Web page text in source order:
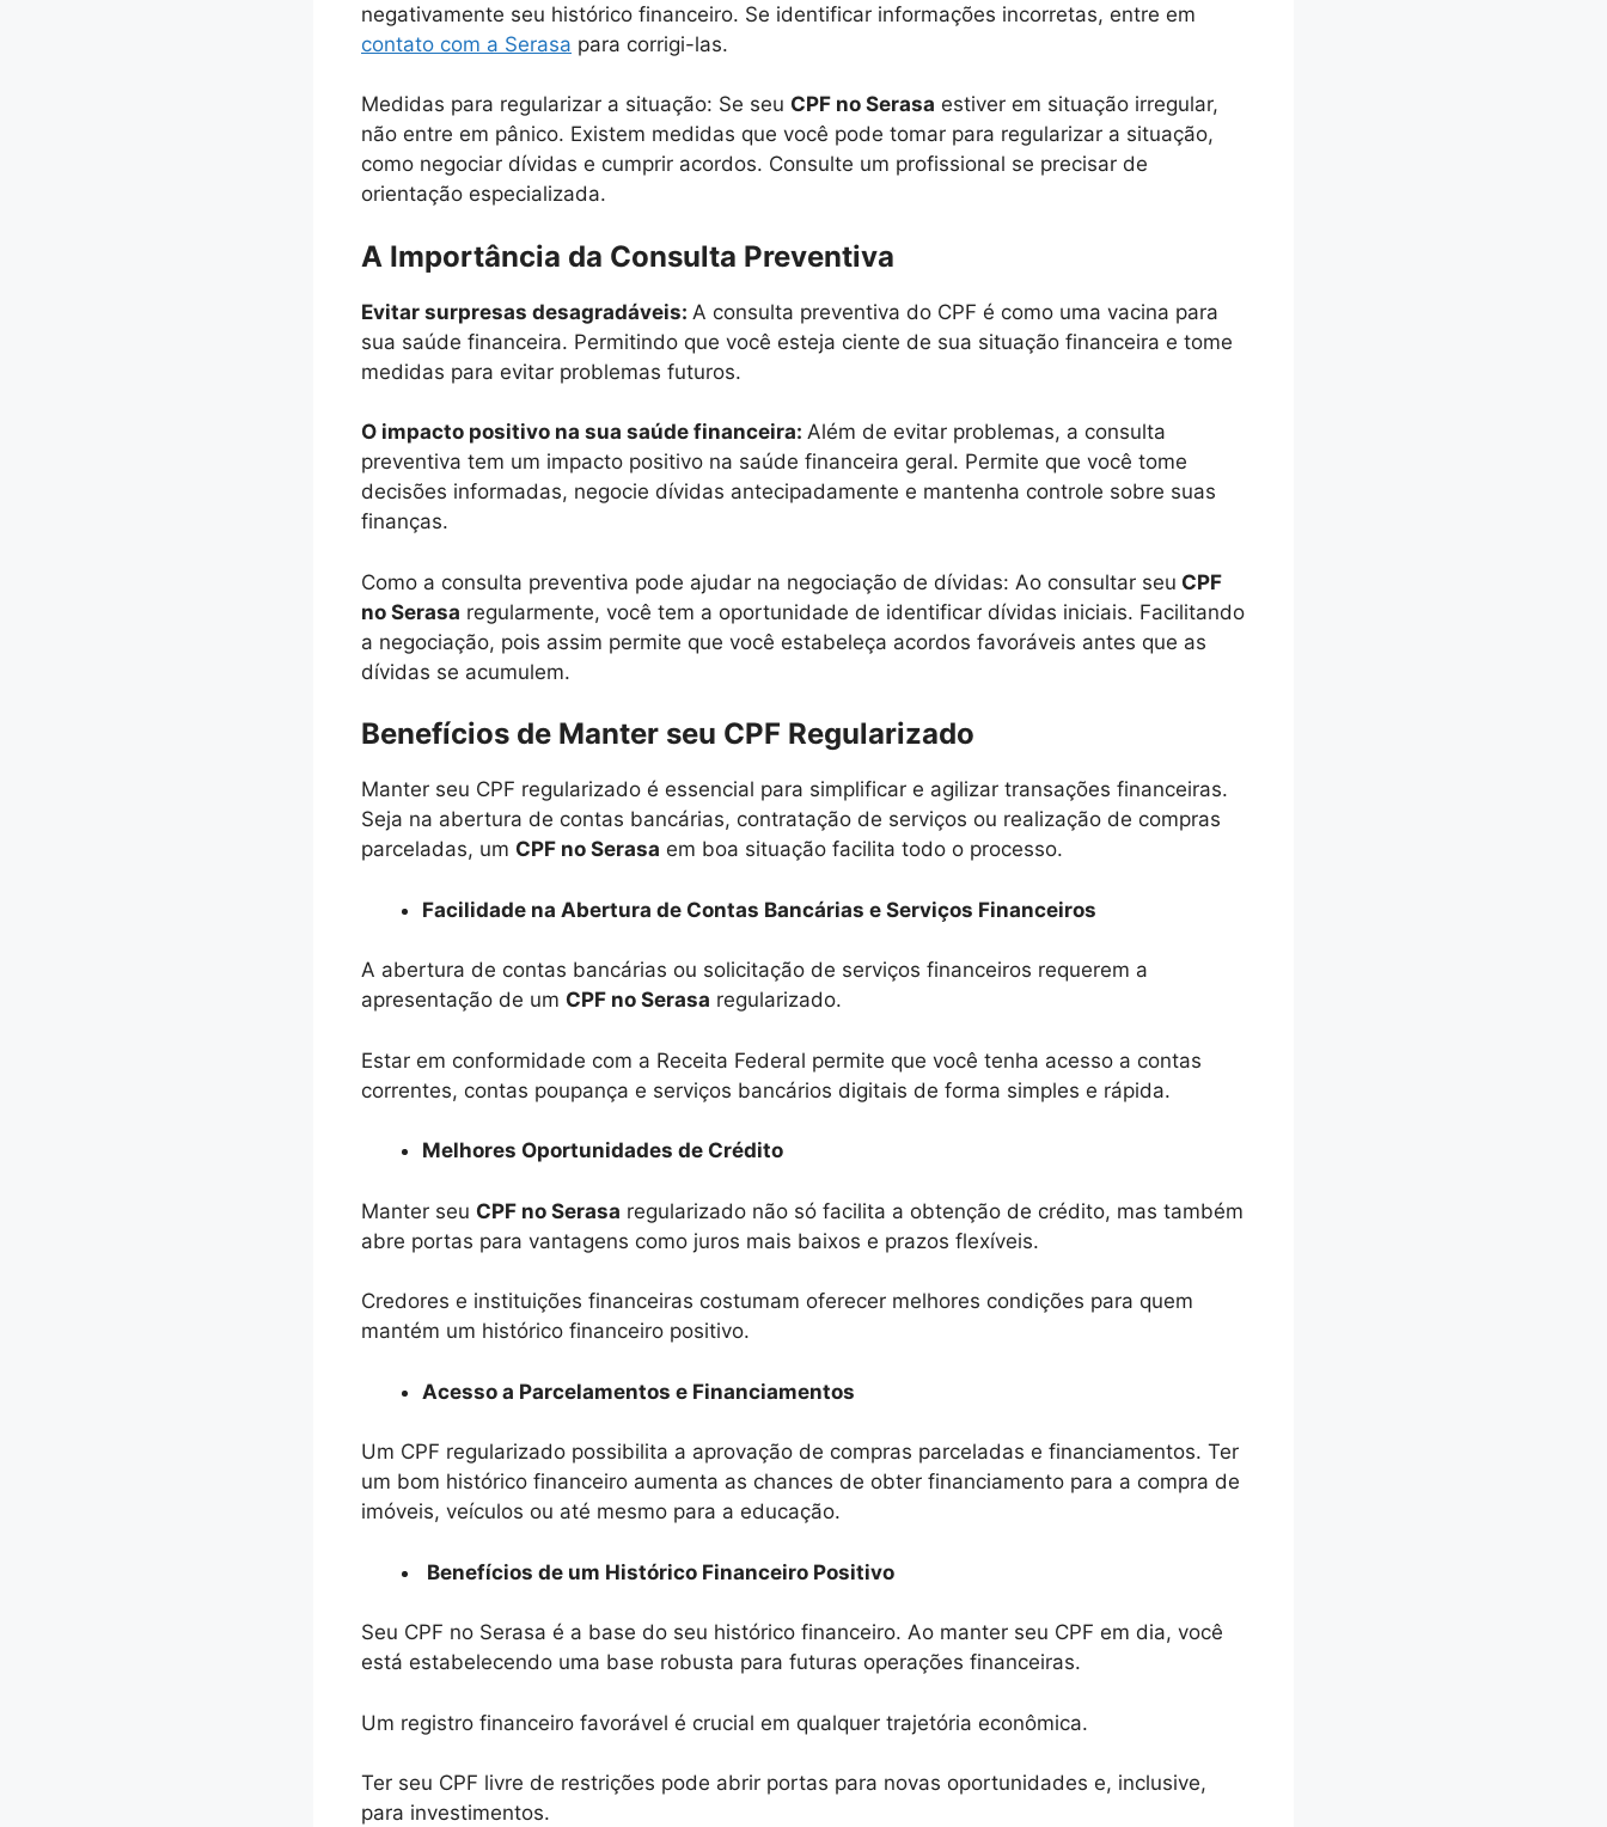
negativamente seu histórico financeiro. Se identificar informações incorretas, entre em
contato com a Serasa para corrigi-las.
Medidas para regularizar a situação: Se seu CPF no Serasa estiver em situação irregular,
não entre em pânico. Existem medidas que você pode tomar para regularizar a situação,
como negociar dívidas e cumprir acordos. Consulte um profissional se precisar de
orientação especializada.
A Importância da Consulta Preventiva
Evitar surpresas desagradáveis: A consulta preventiva do CPF é como uma vacina para
sua saúde financeira. Permitindo que você esteja ciente de sua situação financeira e tome
medidas para evitar problemas futuros.
O impacto positivo na sua saúde financeira: Além de evitar problemas, a consulta
preventiva tem um impacto positivo na saúde financeira geral. Permite que você tome
decisões informadas, negocie dívidas antecipadamente e mantenha controle sobre suas
finanças.
Como a consulta preventiva pode ajudar na negociação de dívidas: Ao consultar seu CPF
no Serasa regularmente, você tem a oportunidade de identificar dívidas iniciais. Facilitando
a negociação, pois assim permite que você estabeleça acordos favoráveis antes que as
dívidas se acumulem.
Benefícios de Manter seu CPF Regularizado
Manter seu CPF regularizado é essencial para simplificar e agilizar transações financeiras.
Seja na abertura de contas bancárias, contratação de serviços ou realização de compras
parceladas, um CPF no Serasa em boa situação facilita todo o processo.
Facilidade na Abertura de Contas Bancárias e Serviços Financeiros
A abertura de contas bancárias ou solicitação de serviços financeiros requerem a
apresentação de um CPF no Serasa regularizado.
Estar em conformidade com a Receita Federal permite que você tenha acesso a contas
correntes, contas poupança e serviços bancários digitais de forma simples e rápida.
Melhores Oportunidades de Crédito
Manter seu CPF no Serasa regularizado não só facilita a obtenção de crédito, mas também
abre portas para vantagens como juros mais baixos e prazos flexíveis.
Credores e instituições financeiras costumam oferecer melhores condições para quem
mantém um histórico financeiro positivo.
Acesso a Parcelamentos e Financiamentos
Um CPF regularizado possibilita a aprovação de compras parceladas e financiamentos. Ter
um bom histórico financeiro aumenta as chances de obter financiamento para a compra de
imóveis, veículos ou até mesmo para a educação.
Benefícios de um Histórico Financeiro Positivo
Seu CPF no Serasa é a base do seu histórico financeiro. Ao manter seu CPF em dia, você
está estabelecendo uma base robusta para futuras operações financeiras.
Um registro financeiro favorável é crucial em qualquer trajetória econômica.
Ter seu CPF livre de restrições pode abrir portas para novas oportunidades e, inclusive,
para investimentos.